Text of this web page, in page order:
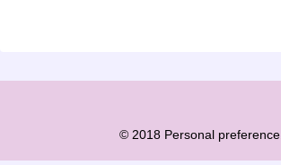
© 2018 Personal preference.